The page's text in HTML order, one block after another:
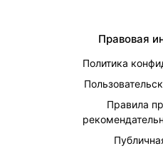
Правовая
Политика
Правила